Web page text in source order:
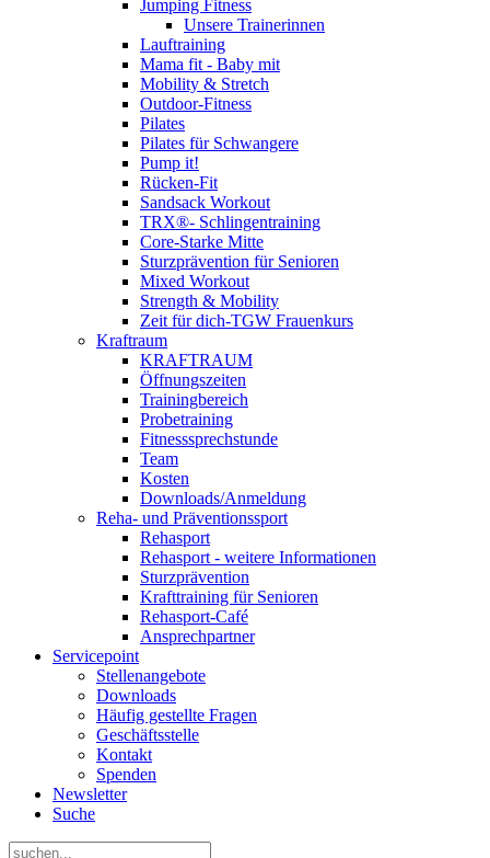
Jumping Fitness
Unsere Trainerinnen
Lauftraining
Mama fit - Baby mit
Mobility & Stretch
Outdoor-Fitness
Pilates
Pilates für Schwangere
Pump it!
Rücken-Fit
Sandsack Workout
TRX®- Schlingentraining
Core-Starke Mitte
Sturzprävention für Senioren
Mixed Workout
Strength & Mobility
Zeit für dich-TGW Frauenkurs
Kraftraum
KRAFTRAUM
Öffnungszeiten
Trainingbereich
Probetraining
Fitnesssprechstunde
Team
Kosten
Downloads/Anmeldung
Reha- und Präventionssport
Rehasport
Rehasport - weitere Informationen
Sturzprävention
Krafttraining für Senioren
Rehasport-Café
Ansprechpartner
Servicepoint
Stellenangebote
Downloads
Häufig gestellte Fragen
Geschäftsstelle
Kontakt
Spenden
Newsletter
Suche